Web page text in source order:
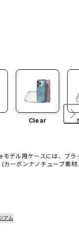
Clear
デル用ケースには、ブラ
カーボンナノチューブ素材)
アム